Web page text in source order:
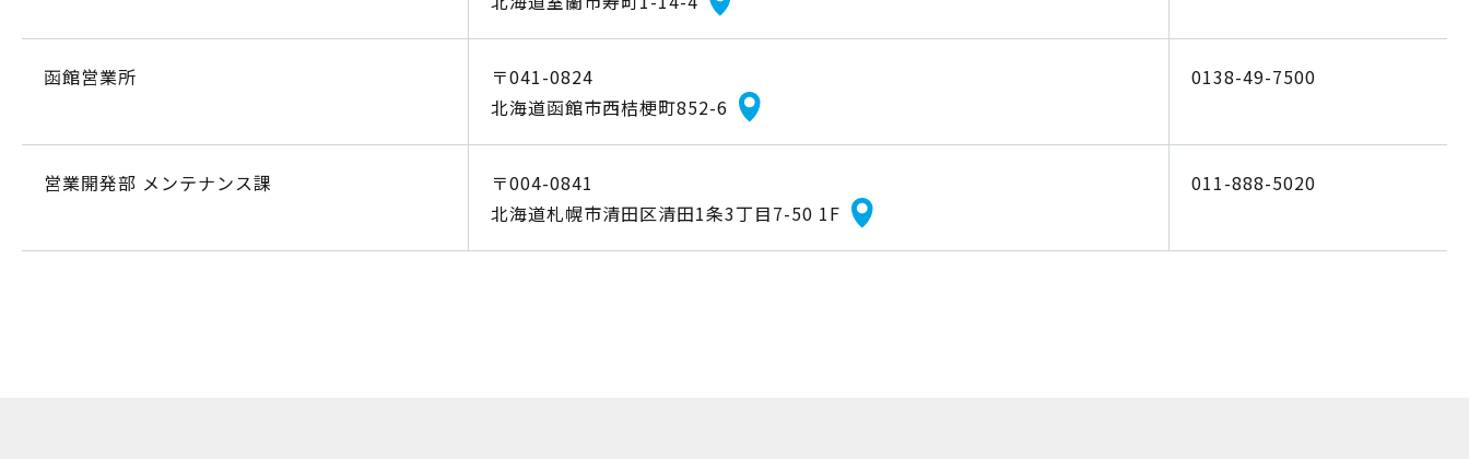
函館営業所
〒041-0824
北海道函館市西桔梗町852-6
0138-49-7500
営業開発部 メンテナンス課
〒004-0841
北海道札幌市清田区清田1条3丁目7-50 1F
011-888-5020